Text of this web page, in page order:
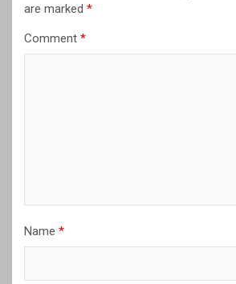
are marked *
Comment *
Name *